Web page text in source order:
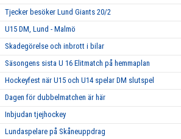
Tjecker besöker Lund Giants 20/2
U15 DM, Lund - Malmö
Skadegörelse och inbrott i bilar
Säsongens sista U 16 Elitmatch på hemmaplan
Hockeyfest när U15 och U14 spelar DM slutspel
Dagen för dubbelmatchen är här
Inbjudan tjejhockey
Lundaspelare på Skåneuppdrag